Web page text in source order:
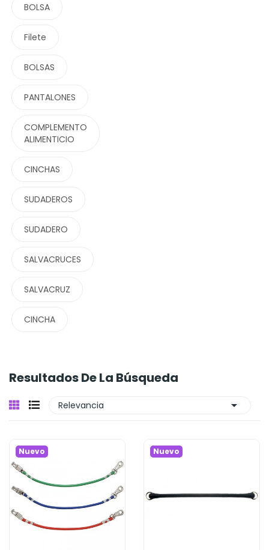
BOLSA
Filete
BOLSAS
PANTALONES
COMPLEMENTO
ALIMENTICIO
CINCHAS
SUDADEROS
SUDADERO
SALVACRUCES
SALVACRUZ
CINCHA
Resultados De La Búsqueda
Relevancia 
Nuevo Nuevo